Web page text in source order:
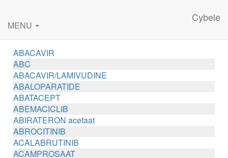
Cybele
MENU
ABACAVIR
ABC
ABACAVIR/LAMIVUDINE
ABALOPARATIDE
ABATACEPT
ABEMACICLIB
ABIRATERON acetaat
ABROCITINIB
ACALABRUTINIB
ACAMPROSAAT